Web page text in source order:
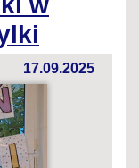
17.09.2025